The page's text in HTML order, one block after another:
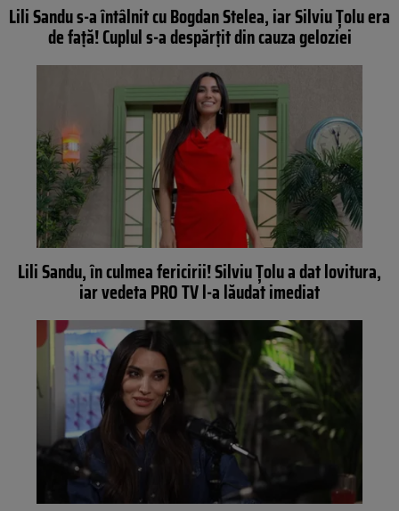
Lili Sandu s-a întâlnit cu Bogdan Stelea, iar Silviu Țolu era
de față! Cuplul s-a despărțit din cauza geloziei
Lili Sandu, în culmea fericirii! Silviu Țolu a dat lovitura,
iar vedeta PRO TV l-a lăudat imediat